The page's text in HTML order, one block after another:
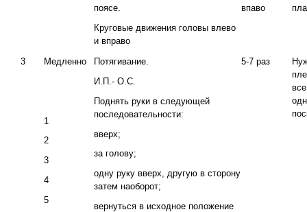
поясе.
Круговые движения головы влево
и вправо
впаво
3 Медленно
1
2
3
4
5
Потягивание.
И.П.- О.С.
Поднять руки в следующей
последовательности:
вверх;
за голову;
одну руку вверх, другую в сторону
затем наоборот;
вернуться в исходное положение
5-7 раз